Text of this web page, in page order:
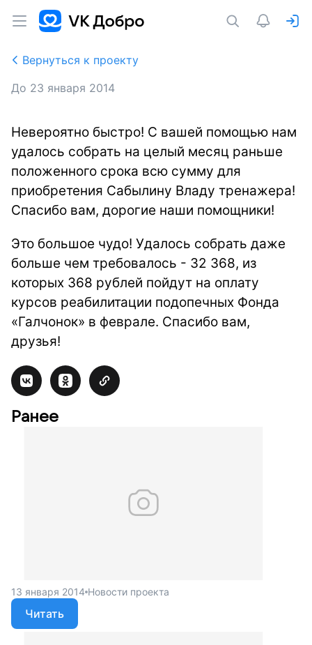
Вернуться к проекту
До 23 января 2014
Невероятно быстро! С вашей помощью нам
удалось собрать на целый месяц раньше
положенного срока всю сумму для
приобретения Сабылину Владу тренажера!
Спасибо вам, дорогие наши помощники!
Это большое чудо! Удалось собрать даже
больше чем требовалось - 32 368, из
которых 368 рублей пойдут на оплату
курсов реабилитации подопечных Фонда
«Галчонок» в феврале. Спасибо вам,
друзья!
Ранее
13 января 2014 Новости проекта
Читать